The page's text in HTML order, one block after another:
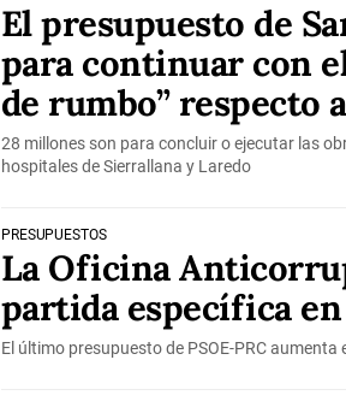
El presupuesto de
para continuar con
de rumbo” respecto
28 millones son para concluir o ejecutar las
hospitales de Sierrallana y Laredo
PRESUPUESTOS
La Oficina
partida específica en
El último presupuesto de PSOE-PRC aumenta